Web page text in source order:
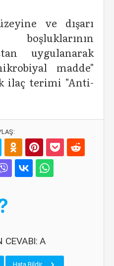
ve dışarı
uygulanarak
madde"
ilaç terimi "Anti-
CEVABI: A
Hata Bildir